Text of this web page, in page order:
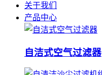
关于我们
产品中心
自洁式空气过滤器